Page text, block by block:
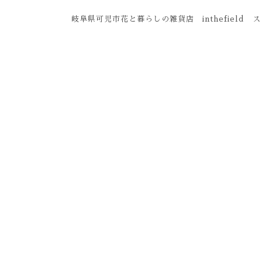
岐阜県可児市花と暮らしの雑貨店 inthefield ス